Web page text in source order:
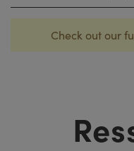
Check out our